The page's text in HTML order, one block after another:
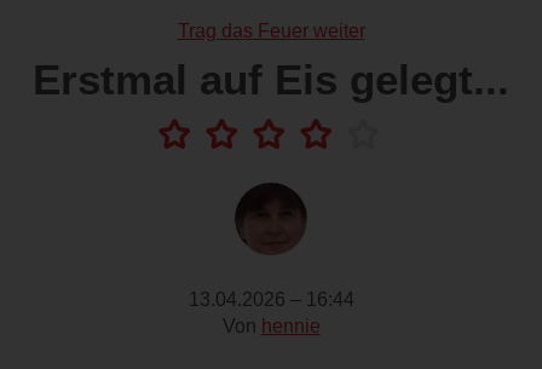
Trag das Feuer weiter
Erstmal auf Eis gelegt...
13.04.2026 – 16:44
Von hennie